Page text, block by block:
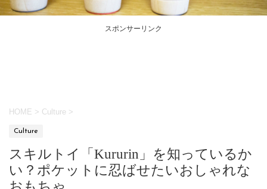
スポンサーリンク
HOME > Culture >
Culture
スキルトイ「Kururin」を知っているか
い？ポケットに忍ばせたいおしゃれな